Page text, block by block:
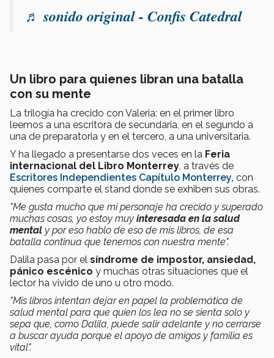
♬ sonido original - Confis Catedral
Un libro para quienes libran una batalla
con su mente
La trilogía ha crecido con Valeria: en el primer libro
leemos a una escritora de secundaria, en el segundo a
una de preparatoria y en el tercero, a una universitaria.
Y ha llegado a presentarse dos veces en la Feria
internacional del Libro Monterrey , a través de
Escritores Independientes Capítulo Monterrey, con
quienes comparte el stand donde se exhiben sus obras.
"Me gusta mucho que mi personaje ha crecido y superado
muchas cosas, yo estoy muy interesada en la salud
mental y por eso hablo de eso de mis libros, de esa
batalla continua que tenemos con nuestra mente".
Dalila pasa por el síndrome de impostor, ansiedad,
pánico escénico y muchas otras situaciones que el
lector ha vivido de uno u otro modo.
"Mis libros intentan dejar en papel la problemática de
salud mental para que quien los lea no se sienta solo y
sepa que, como Dalila, puede salir adelante y no cerrarse
a buscar ayuda porque el apoyo de amigos y familia es
vital".